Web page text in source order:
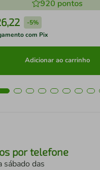
920 pontos
,22 -5%
com Pix
Adicionar ao carrinho
por telefone
sábado das